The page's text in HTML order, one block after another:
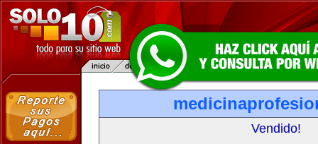
Vendido!